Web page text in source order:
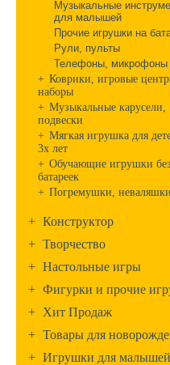
Музыкальные
для малышей
Прочие игрушки на
Рули, пульты
Телефоны, микрофоны
+ Коврики, игровые
наборы
+ Музыкальные карусели,
подвески
+ Мягкая игрушка для
3х лет
+ Обучающие игрушки без
батареек
+ Погремушки, неваляшки
+ Конструктор
+ Творчество
+ Настольные игры
+ Фигурки и прочие
+ Хит Продаж
+ Товары для
+ Игрушки для малышей